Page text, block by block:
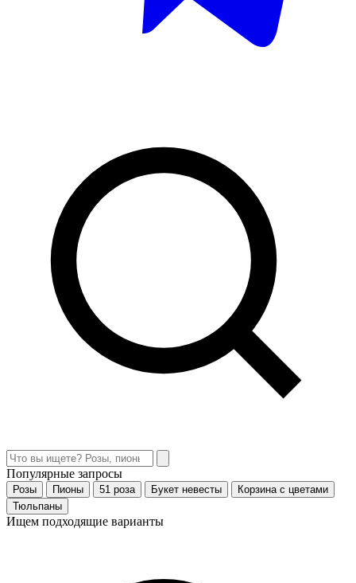
Популярные запросы
Розы Пионы 51 роза Букет невесты
Корзина с цветами
Тюльпаны
Ищем подходящие варианты